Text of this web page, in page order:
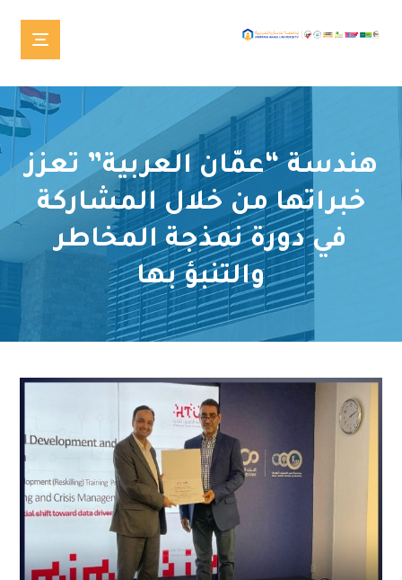
هندسة “عمّان العربية” تعزز
خبراتها من خلال المشاركة
في دورة نمذجة المخاطر
والتنبؤ بها